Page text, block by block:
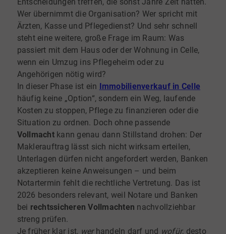
Wer übernimmt die Organisation? Wer spricht mit
Ärzten, Kasse und Pflegedienst? Und sehr schnell
steht eine weitere, große Frage im Raum: Was
passiert mit dem Haus oder der Wohnung in Celle,
wenn ein Umzug ins Pflegeheim oder zu
Angehörigen nötig wird?
In dieser Phase ist ein
Immobilienverkauf in Celle
häufig keine „Option“, sondern ein Weg, laufende
Kosten zu stoppen, Pflege zu finanzieren oder die
Situation zu ordnen. Doch ohne passende
Vollmachtkann genau dann Stillstand drohen: Der
Maklerauftrag lässt sich nicht wirksam erteilen,
Unterlagen dürfen nicht angefordert werden, Banken
akzeptieren keine Anweisungen – und beim
Notartermin fehlt die rechtliche Vertretung. Das ist
2026 besonders relevant, weil Notare und Banken
bei rechtssicheren Vollmachten nachvollziehbar
streng prüfen.
Je früher klar ist, werhandeln darf und wofür, desto